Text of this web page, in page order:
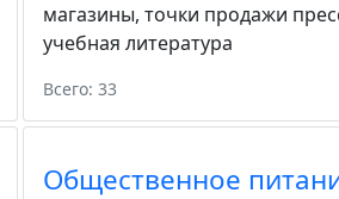
магазины,точки продажи
учебная литература
Всего: 33
Общественное